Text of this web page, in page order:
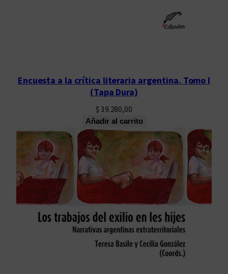
Encuesta a la crítica literaria argentina. Tomo I
(Tapa Dura)
$ 39.280,00
Añadir al carrito